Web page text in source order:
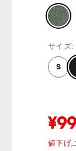
サイズ:
S
値下げ,